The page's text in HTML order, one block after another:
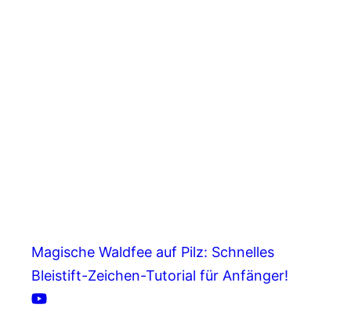
Magische Waldfee auf Pilz: Schnelles
Bleistift-Zeichen-Tutorial für Anfänger!